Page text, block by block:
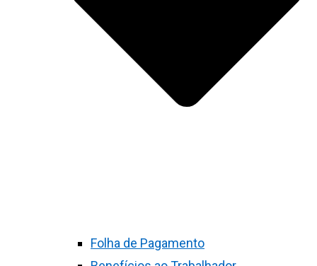
Folha de Pagamento